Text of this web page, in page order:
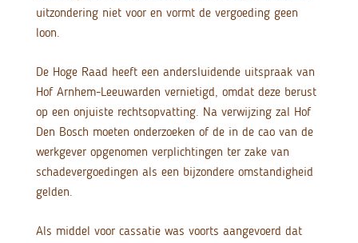
uitzondering niet voor en vormt de vergoeding geen
loon.
De Hoge Raad heeft een andersluidende uitspraak van
Hof Arnhem-Leeuwarden vernietigd, omdat deze berust
op een onjuiste rechtsopvatting. Na verwijzing zal Hof
Den Bosch moeten onderzoeken of de in de cao van de
werkgever opgenomen verplichtingen ter zake van
schadevergoedingen als een bijzondere omstandigheid
gelden.
Als middel voor cassatie was voorts aangevoerd dat